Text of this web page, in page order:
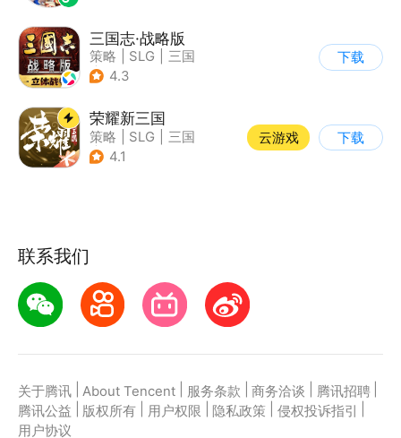
三国志·战略版
策略 SLG
三国
| 三国志
4.3
下载
荣耀新三国
策略 SLG
三国
| 中国风
4.1
云游戏 下载
联系我们
关于腾讯 About Tencent 服务条款 商务洽谈 腾讯招聘
腾讯公益
版权所有 用户权限 隐私政策 侵权投诉指引
用户协议